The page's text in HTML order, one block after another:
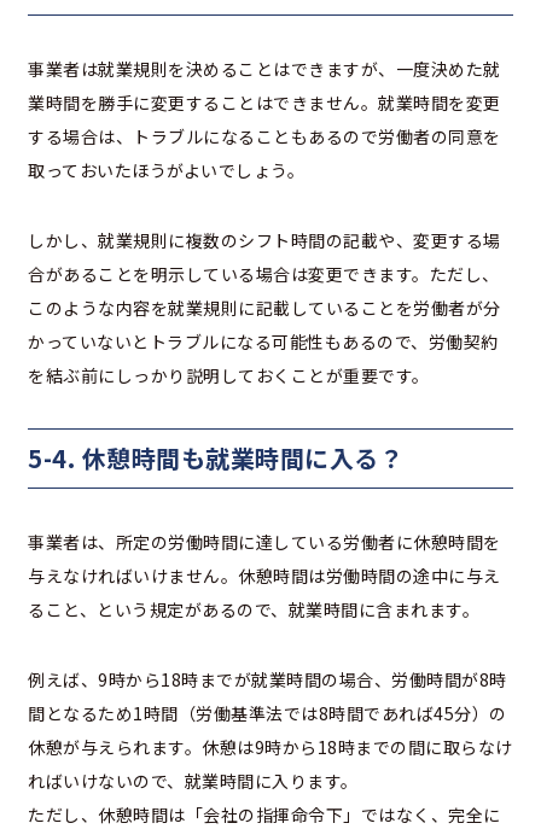
事業者は就業規則を決めることはできますが、一度決めた就
業時間を勝手に変更することはできません。就業時間を変更
する場合は、トラブルになることもあるので労働者の同意を
取っておいたほうがよいでしょう。
しかし、就業規則に複数のシフト時間の記載や、変更する場
合があることを明示している場合は変更できます。ただし、
このような内容を就業規則に記載していることを労働者が分
かっていないとトラブルになる可能性もあるので、労働契約
を結ぶ前にしっかり説明しておくことが重要です。
5-4. 休憩時間も就業時間に入る？
事業者は、所定の労働時間に達している労働者に休憩時間を
与えなければいけません。休憩時間は労働時間の途中に与え
ること、という規定があるので、就業時間に含まれます。
例えば、9時から18時までが就業時間の場合、労働時間が8時
間となるため1時間（労働基準法では8時間であれば45分）の
休憩が与えられます。休憩は9時から18時までの間に取らなけ
ればいけないので、就業時間に入ります。
ただし、休憩時間は「会社の指揮命令下」ではなく、完全に